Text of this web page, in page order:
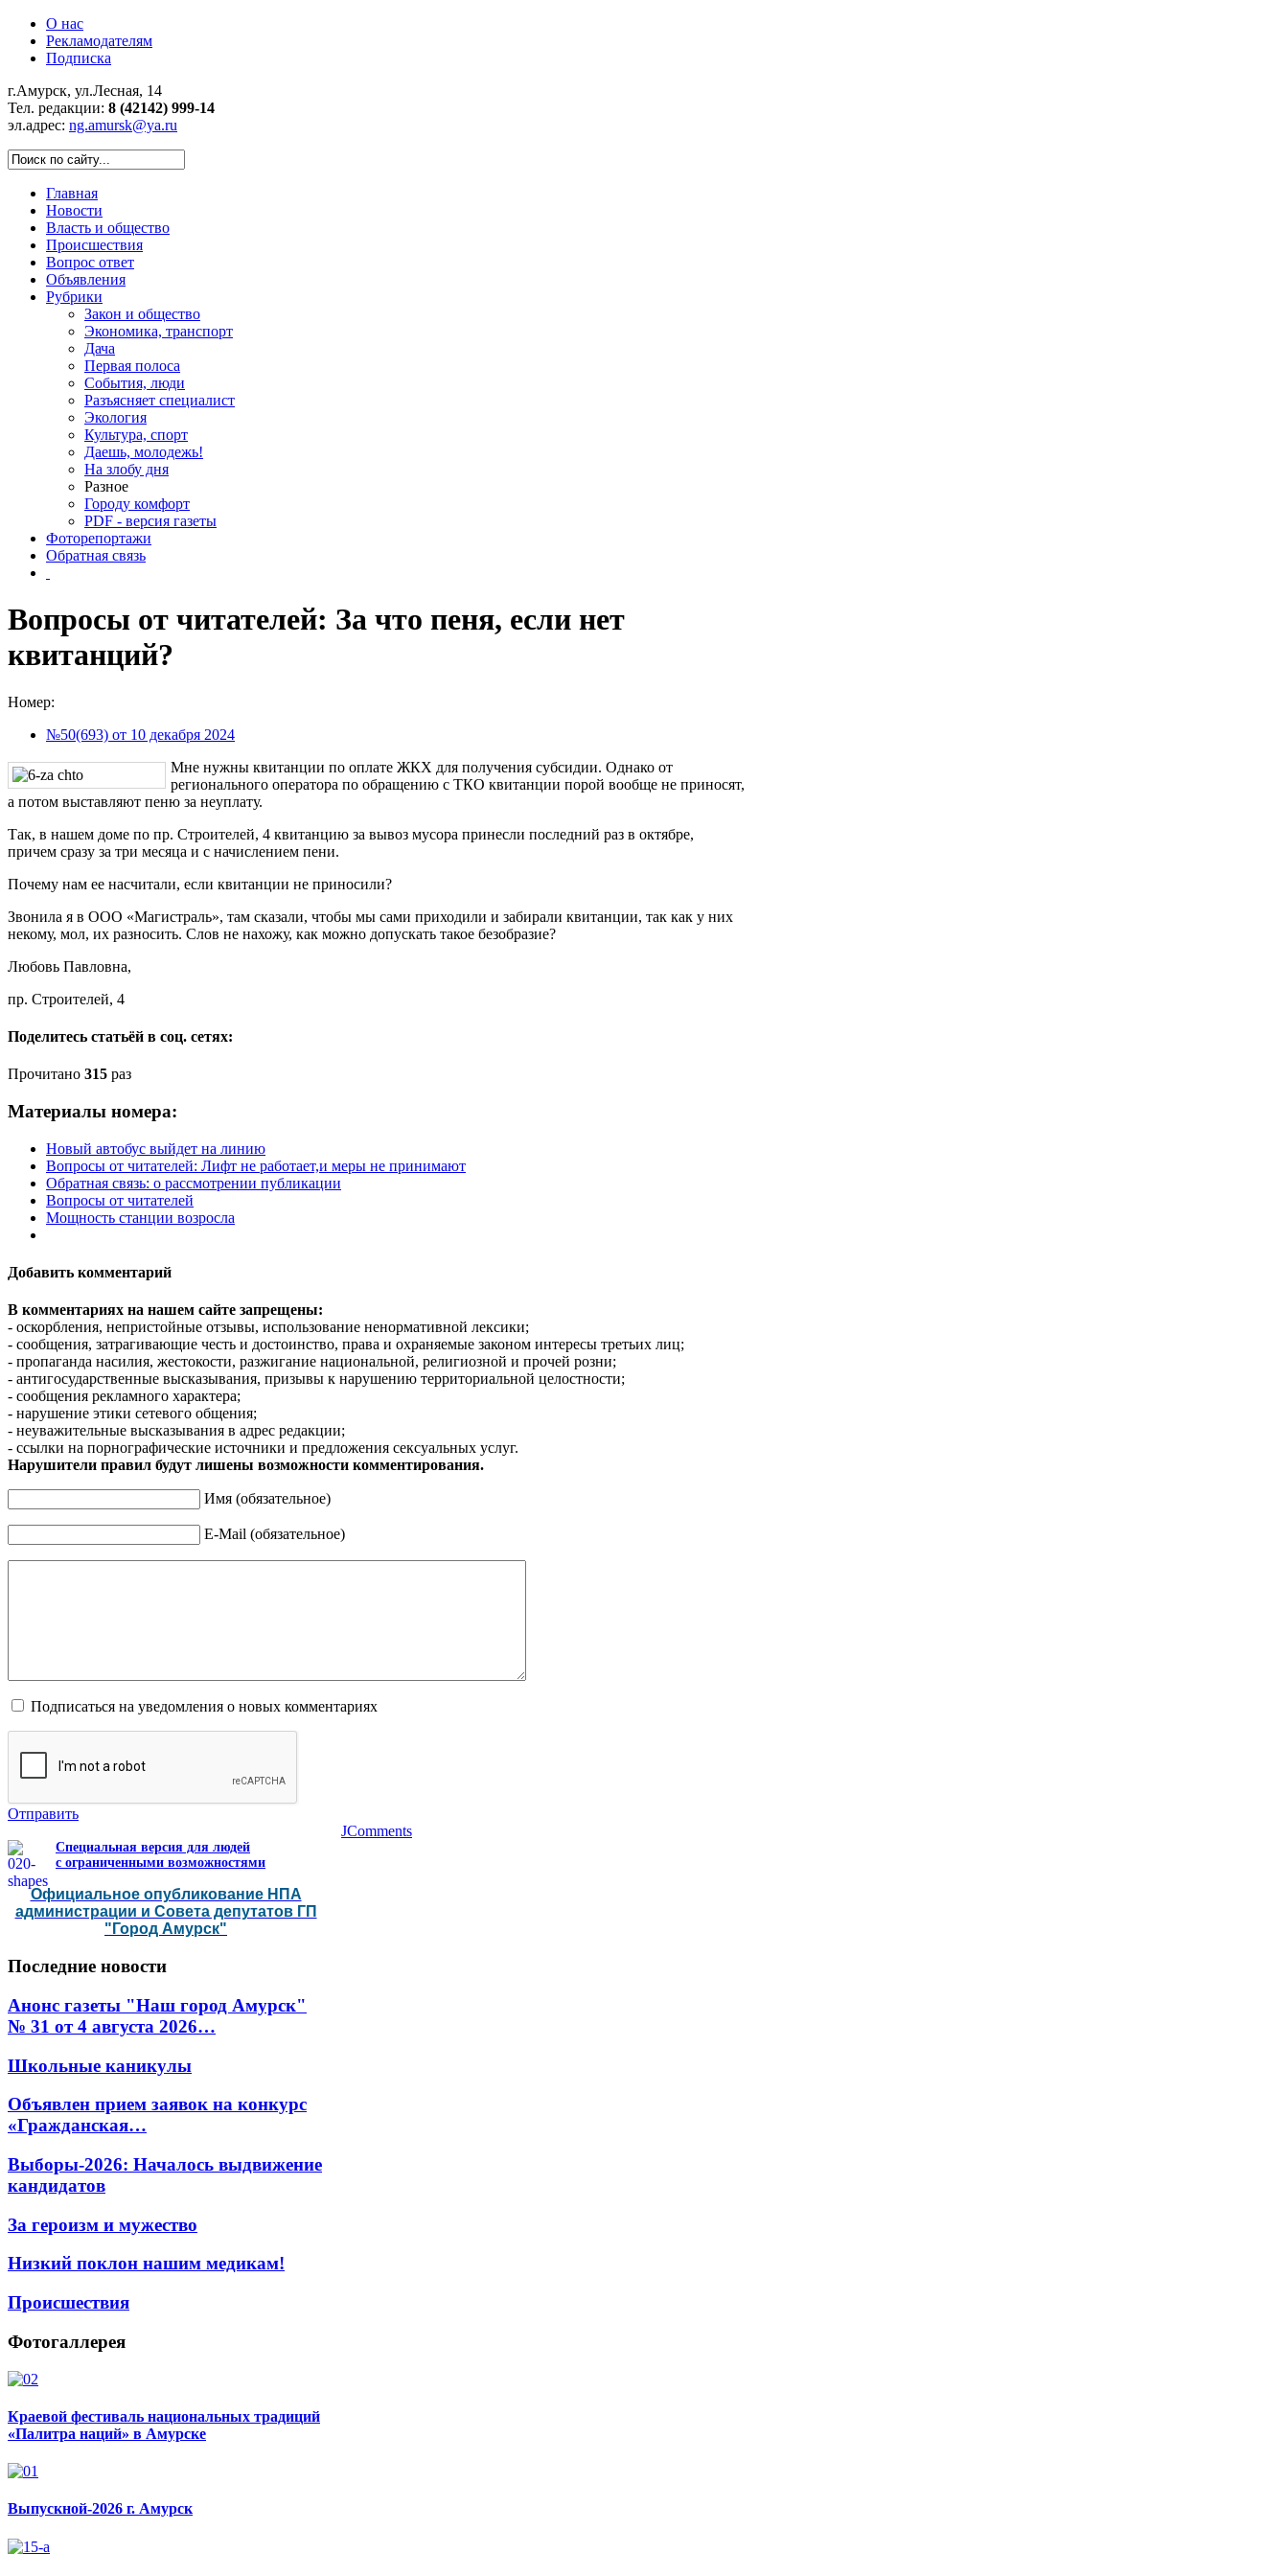
О нас
Рекламодателям
Подписка
г.Амурск, ул.Лесная, 14
Тел. редакции: 8 (42142) 999-14
эл.адрес: ng.amursk@ya.ru
Главная
Новости
Власть и общество
Происшествия
Вопрос ответ
Объявления
Рубрики
Закон и общество
Экономика, транспорт
Дача
Первая полоса
События, люди
Разъясняет специалист
Экология
Культура, спорт
Даешь, молодежь!
На злобу дня
Разное
Городу комфорт
PDF - версия газеты
Фоторепортажи
Обратная связь
Вопросы от читателей: За что пеня, если нет
квитанций?
Номер:
№50(693) от 10 декабря 2024
Мне нужны квитанции по оплате ЖКХ для получения субсидии. Однако от
регионального оператора по обращению с ТКО квитанции порой вообще не приносят,
а потом выставляют пеню за неуплату.
Так, в нашем доме по пр. Строителей, 4 квитанцию за вывоз мусора принесли последний раз в октябре,
причем сразу за три месяца и с начислением пени.
Почему нам ее насчитали, если квитанции не приносили?
Звонила я в ООО «Магистраль», там сказали, чтобы мы сами приходили и забирали квитанции, так как у них
некому, мол, их разносить. Слов не нахожу, как можно допускать такое безобразие?
Любовь Павловна,
пр. Строителей, 4
Поделитесь статьёй в соц. сетях:
Прочитано 315 раз
Материалы номера:
Новый автобус выйдет на линию
Вопросы от читателей: Лифт не работает,и меры не принимают
Обратная связь: о рассмотрении публикации
Вопросы от читателей
Мощность станции возросла
Добавить комментарий
В комментариях на нашем сайте запрещены:
- оскорбления, непристойные отзывы, использование ненормативной лексики;
- сообщения, затрагивающие честь и достоинство, права и охраняемые законом интересы третьих лиц;
- пропаганда насилия, жестокости, разжигание национальной, религиозной и прочей розни;
- антигосударственные высказывания, призывы к нарушению территориальной целостности;
- сообщения рекламного характера;
- нарушение этики сетевого общения;
- неуважительные высказывания в адрес редакции;
- ссылки на порнографические источники и предложения сексуальных услуг.
Нарушители правил будут лишены возможности комментирования.
Имя (обязательное)
E-Mail (обязательное)
Подписаться на уведомления о новых комментариях
Отправить
JComments
Специальная версия для людей
с ограниченными возможностями
Официальное опубликование НПА
администрации и Совета депутатов ГП
"Город Амурск"
Последние новости
Анонс газеты "Наш город Амурск"
№ 31 от 4 августа 2026…
Школьные каникулы
Объявлен прием заявок на конкурс
«Гражданская…
Выборы-2026: Началось выдвижение
кандидатов
За героизм и мужество
Низкий поклон нашим медикам!
Происшествия
Фотогаллерея
Краевой фестиваль национальных традиций
«Палитра наций» в Амурске
Выпускной-2026 г. Амурск